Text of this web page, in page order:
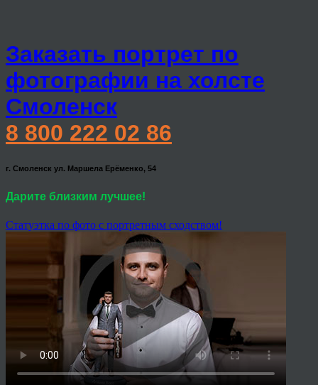
Заказать портрет по
фотографии на холсте
Смоленск
8 800 222 02 86
г. Смоленск ул. Маршела Ерёменко, 54
Дарите близким лучшее!
Статуэтка по фото с портретным сходством!